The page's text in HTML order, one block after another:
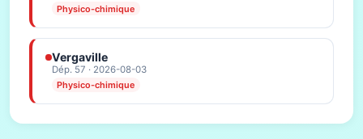
Physico-chimique
Vergaville
Dép. 57 · 2026-08-03
Physico-chimique